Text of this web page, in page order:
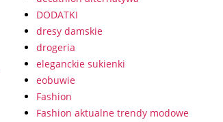
DODATKI
dresy damskie
drogeria
eleganckie sukienki
eobuwie
Fashion
Fashion aktualne trendy modowe